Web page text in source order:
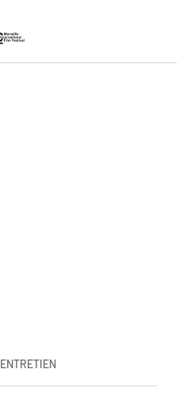
ENTRETIEN